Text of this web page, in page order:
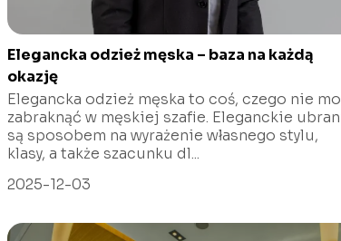
Elegancka odzież męska – baza na każdą
okazję
Elegancka odzież męska to coś, czego nie
zabraknąć w męskiej szafie. Eleganckie
są sposobem na wyrażenie własnego stylu,
klasy, a także szacunku dl...
2025-12-03